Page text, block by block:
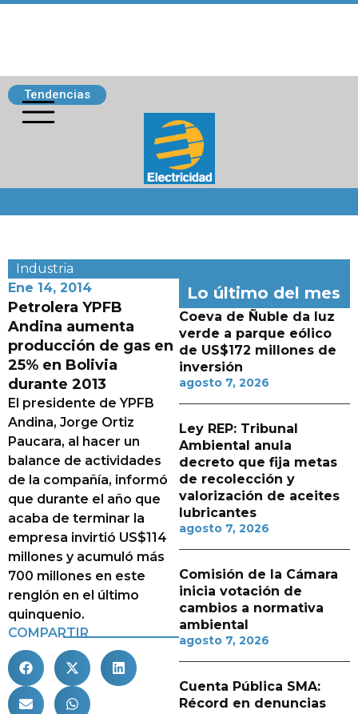
Tendencias
Industria
Ene 14, 2014
Petrolera YPFB
Andina aumenta
producción de gas en
25% en Bolivia
durante 2013
El presidente de YPFB
Andina, Jorge Ortiz
Paucara, al hacer un
balance de actividades
de la compañía, informó
que durante el año que
acaba de terminar la
empresa invirtió US$114
millones y acumuló más
700 millones en este
renglón en el último
quinquenio.
COMPARTIR
Lo último del mes
Coeva de Ñuble da luz
verde a parque eólico
de US$172 millones de
inversión
agosto 7, 2026
Ley REP: Tribunal
Ambiental anula
decreto que fija metas
de recolección y
valorización de aceites
lubricantes
agosto 7, 2026
Comisión de la Cámara
inicia votación de
cambios a normativa
ambiental
agosto 7, 2026
Cuenta Pública SMA:
Récord en denuncias